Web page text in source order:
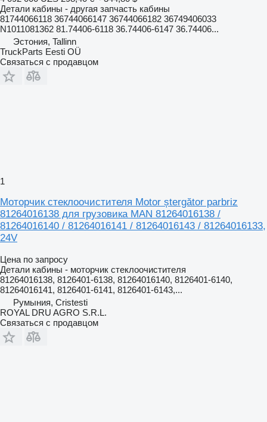
Детали кабины - другая запчасть кабины
81744066118 36744066147 36744066182 36749406033
N1011081362 81.74406-6118 36.74406-6147 36.74406...
Эстония, Tallinn
TruckParts Eesti OÜ
Связаться с продавцом
1
Моторчик стеклоочистителя Motor ștergător parbriz
81264016138 для грузовика MAN 81264016138 /
81264016140 / 81264016141 / 81264016143 / 81264016133,
24V
Цена по запросу
Детали кабины - моторчик стеклоочистителя
81264016138, 8126401-6138, 81264016140, 8126401-6140,
81264016141, 8126401-6141, 8126401-6143,...
Румыния, Cristesti
ROYAL DRU AGRO S.R.L.
Связаться с продавцом